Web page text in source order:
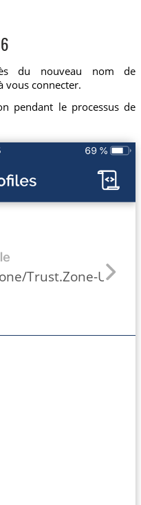
du nouveau nom de
vous connecter.
pendant le processus de
Trust.Zone-